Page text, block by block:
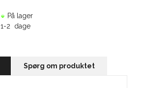
På lager
1-2 dage
Spørg om produktet